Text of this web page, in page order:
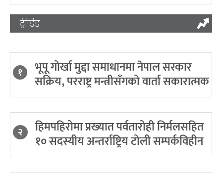
ट्रेन्डिङ
१ भूपू गोर्खा मुद्दा समाधानमा नेपाल सरकार
सक्रिय, परराष्ट्र मन्त्रीसँगको वार्ता सकारात्मक
२ हिमपहिरोमा प्रख्यात पर्वतारोही निर्मलसहित
१० सदस्यीय अन्तर्राष्ट्रिय टोली सम्पर्कविहीन